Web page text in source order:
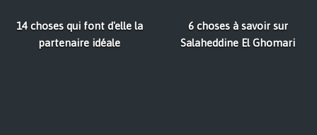
14 choses qui font d'elle la
partenaire idéale
6 choses à savoir sur
Salaheddine El Ghomari